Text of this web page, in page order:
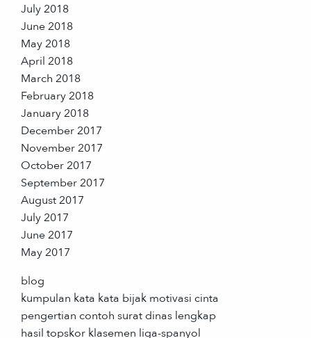
July 2018
June 2018
May 2018
April 2018
March 2018
February 2018
January 2018
December 2017
November 2017
October 2017
September 2017
August 2017
July 2017
June 2017
May 2017
blog
kumpulan kata kata bijak motivasi cinta
pengertian contoh surat dinas lengkap
hasil topskor klasemen liga-spanyol